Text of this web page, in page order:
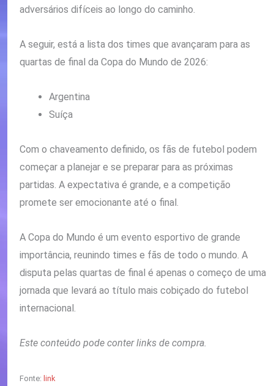
adversários difíceis ao longo do caminho.
A seguir, está a lista dos times que avançaram para as
quartas de final da Copa do Mundo de 2026:
Argentina
Suíça
Com o chaveamento definido, os fãs de futebol podem
começar a planejar e se preparar para as próximas
partidas. A expectativa é grande, e a competição
promete ser emocionante até o final.
A Copa do Mundo é um evento esportivo de grande
importância, reunindo times e fãs de todo o mundo. A
disputa pelas quartas de final é apenas o começo de uma
jornada que levará ao título mais cobiçado do futebol
internacional.
Este conteúdo pode conter links de compra.
Fonte: link